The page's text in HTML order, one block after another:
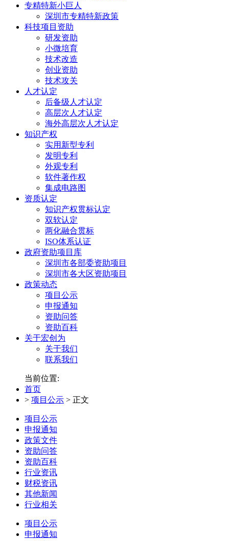
专精特新小巨人
深圳市专精特新政策
科技项目资助
研发资助
小微培育
技术改造
创业资助
技术攻关
人才认定
后备级人才认定
高层次人才认定
海外高层次人才认定
知识产权
实用新型专利
发明专利
外观专利
软件著作权
集成电路图
资质认定
知识产权贯标认定
双软认定
两化融合贯标
ISO体系认证
政府资助项目库
深圳市各部委资助项目
深圳市各大区资助项目
政策动态
项目公示
申报通知
资助问答
资助百科
关于宏创为
关于我们
联系我们
当前位置:
首页
> 项目公示 > 正文
项目公示
申报通知
政策文件
资助问答
资助百科
行业资讯
财税资讯
其他新闻
行业相关
项目公示
申报通知